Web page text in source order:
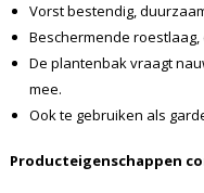
Vorst bestendig,
Beschermende
De plantenbak vraagt
mee.
Ook te gebruiken als
Producteigenschappen